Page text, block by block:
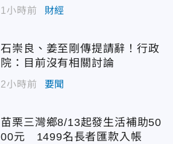
1小時前 財經
石崇良、姜至剛傳提請辭！行政
院：目前沒有相關討論
2小時前 要聞
苗栗三灣鄉8/13起發生活補助50
00元 1499名長者匯款入帳